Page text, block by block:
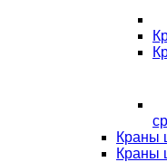
Краны
Краны